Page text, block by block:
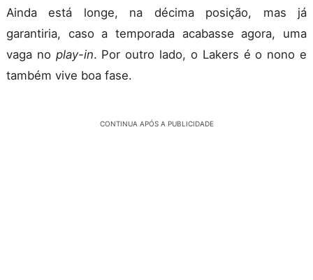
Ainda está longe, na décima posição, mas já
garantiria, caso a temporada acabasse agora, uma
vaga no play-in. Por outro lado, o Lakers é o nono e
também vive boa fase.
CONTINUA APÓS A PUBLICIDADE